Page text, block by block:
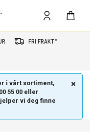
FRI FRAKT*
i vårt sortiment,
55 00 eller
vi deg finne